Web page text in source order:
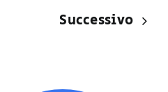
Successivo